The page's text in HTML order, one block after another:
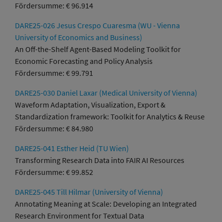
Fördersumme: € 96.914
DARE25-026 Jesus Crespo Cuaresma (WU - Vienna
University of Economics and Business)
An Off-the-Shelf Agent-Based Modeling Toolkit for
Economic Forecasting and Policy Analysis
Fördersumme: € 99.791
DARE25-030 Daniel Laxar (Medical University of Vienna)
Waveform Adaptation, Visualization, Export &
Standardization framework: Toolkit for Analytics & Reuse
Fördersumme: € 84.980
DARE25-041 Esther Heid (TU Wien)
Transforming Research Data into FAIR AI Resources
Fördersumme: € 99.852
DARE25-045 Till Hilmar (University of Vienna)
Annotating Meaning at Scale: Developing an Integrated
Research Environment for Textual Data